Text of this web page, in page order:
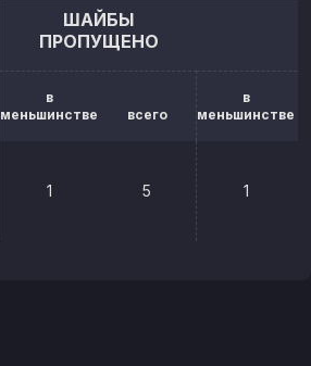
ШАЙБЫ
ПРОПУЩЕНО
в
меньшинстве
всего
в
меньшинстве
1 5 1